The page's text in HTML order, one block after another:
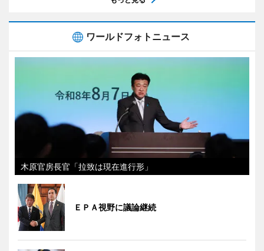
ワールドフォトニュース
木原官房長官「拉致は現在進行形」
ＥＰＡ視野に議論継続